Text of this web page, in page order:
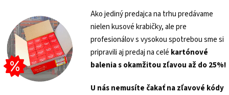
Ako jediný predajca na trhu predávame
nielen kusové krabičky, ale pre
profesionálov s vysokou spotrebou sme si
pripravili aj predaj na celé kartónové
balenia sokamžitou zľavou až do 25%!
U nás nemusíte čakať na zľavové kódy